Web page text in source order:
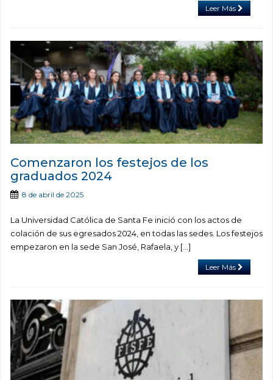
Leer Más
Comenzaron los festejos de los
graduados 2024
8 de abril de 2025
La Universidad Católica de Santa Fe inició con los actos de
colación de sus egresados 2024, en todas las sedes. Los festejos
empezaron en la sede San José, Rafaela, y [...]
Leer Más